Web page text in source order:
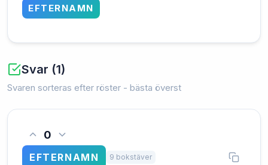
EFTERNAMN
Svar (1)
Svaren sorteras efter röster - bästa överst
0
EFTERNAMN 9 bokstäver